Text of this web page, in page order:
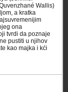
Wallis)
a kratka
ona
tvrdi da poznaje
pustiti u njihov
kao majka i kći